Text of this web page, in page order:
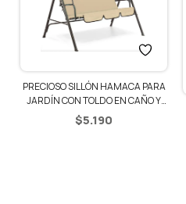
PRECIOSO SILLÓN HAMACA PARA
JARDÍN CON TOLDO EN CAÑO Y
LONA – BEIGE
$5.190